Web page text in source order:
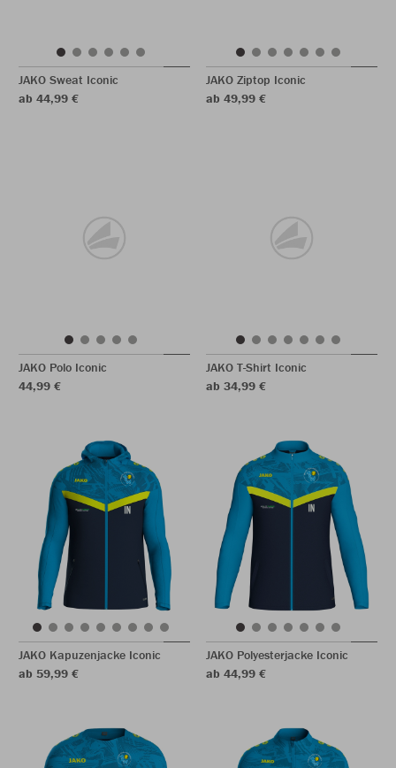
JAKO Sweat Iconic
ab 44,99 €
JAKO Ziptop Iconic
ab 49,99 €
JAKO Polo Iconic
44,99 €
JAKO T-Shirt Iconic
ab 34,99 €
JAKO Kapuzenjacke Iconic
ab 59,99 €
JAKO Polyesterjacke Iconic
ab 44,99 €